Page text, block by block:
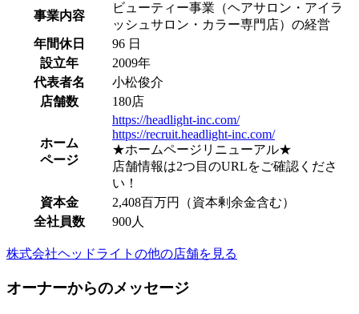
事業内容
ビューティー事業（ヘアサロン・アイラ
ッシュサロン・カラー専門店）の経営
年間休日
96 日
設立年
2009年
代表者名
小松俊介
店舗数
180店
ホーム
ページ
https://headlight-inc.com/
https://recruit.headlight-inc.com/
★ホームページリニューアル★
店舗情報は2つ目のURLをご確認くださ
い！
資本金
2,408百万円（資本剰余金含む）
全社員数
900人
株式会社ヘッドライトの他の店舗を見る
オーナーからのメッセージ